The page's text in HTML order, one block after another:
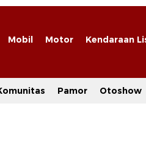
Mobil Motor Kendaraan
Pamor Otoshow